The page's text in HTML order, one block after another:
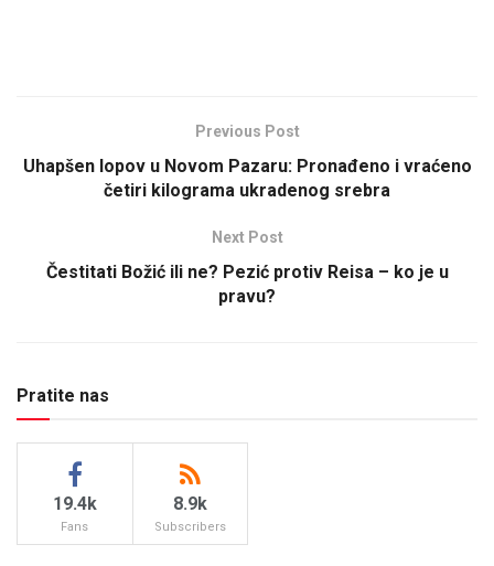
Previous Post
Uhapšen lopov u Novom Pazaru: Pronađeno i vraćeno
četiri kilograma ukradenog srebra
Next Post
Čestitati Božić ili ne? Pezić protiv Reisa – ko je u
pravu?
Pratite nas
19.4k
Fans
8.9k
Subscribers